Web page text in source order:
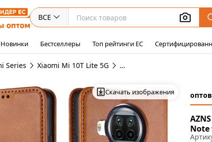
ВСЕ
Новинки Бестселлеры Топ рейтинги ЕС
Series Xiaomi Mi 10T Lite 5G Чехлы Xiaomi Mi 10T Lite 5G
Скачать изображения
Note